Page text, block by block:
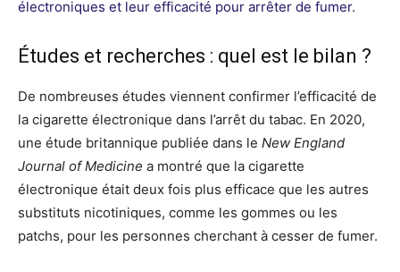
électroniques et leur efficacité pour arrêter de fumer.
Études et recherches : quel est le bilan ?
De nombreuses études viennent confirmer l’efficacité de
la cigarette électronique dans l’arrêt du tabac. En 2020,
une étude britannique publiée dans le New England
Journal of Medicine a montré que la cigarette
électronique était deux fois plus efficace que les autres
substituts nicotiniques, comme les gommes ou les
patchs, pour les personnes cherchant à cesser de fumer.